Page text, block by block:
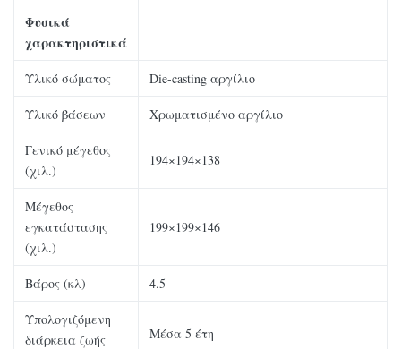
Φυσικά
χαρακτηριστικά
Υλικό σώματος Die-casting αργίλιο
Υλικό βάσεων Χρωματισμένο αργίλιο
Γενικό μέγεθος
(χιλ.)
194×194×138
Μέγεθος
εγκατάστασης
(χιλ.)
199×199×146
Βάρος (κλ) 4.5
Υπολογιζόμενη
διάρκεια ζωής
Μέσα 5 έτη